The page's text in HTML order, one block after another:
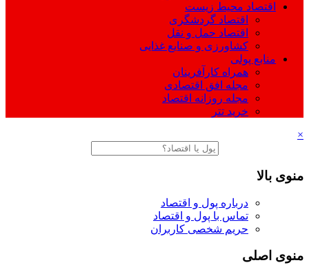
اقتصاد محیط زیست
اقتصاد گردشگری
اقتصاد حمل و نقل
کشاورزی و صنایع غذایی
منابع پولی
همراه کارآفرینان
مجله افق اقتصادی
مجله روزانه اقتصاد
خرید تتر
×
منوی بالا
درباره پول و اقتصاد
تماس با پول و اقتصاد
حریم شخصی کاربران
منوی اصلی